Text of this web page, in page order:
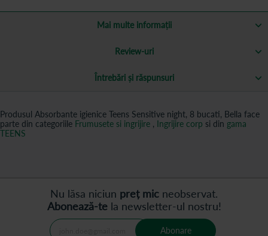
Mai multe informații
Review-uri
Întrebări și răspunsuri
Produsul Absorbante igienice Teens Sensitive night, 8 bucati, Bella face
parte din categoriile Frumusete si ingrijire , Ingrijire corp si din gama
TEENS
Nu lăsa niciun preț mic neobservat.
Abonează-tela newsletter-ul nostru!
Abonare